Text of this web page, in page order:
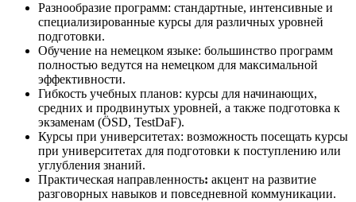
Разнообразие программ: стандартные, интенсивные и
специализированные курсы для различных уровней
подготовки.
Обучение на немецком языке: большинство программ
полностью ведутся на немецком для максимальной
эффективности.
Гибкость учебных планов: курсы для начинающих,
средних и продвинутых уровней, а также подготовка к
экзаменам (ÖSD, TestDaF).
Курсы при университетах: возможность посещать курсы
при университетах для подготовки к поступлению или
углубления знаний.
Практическая направленность: акцент на развитие
разговорных навыков и повседневной коммуникации.